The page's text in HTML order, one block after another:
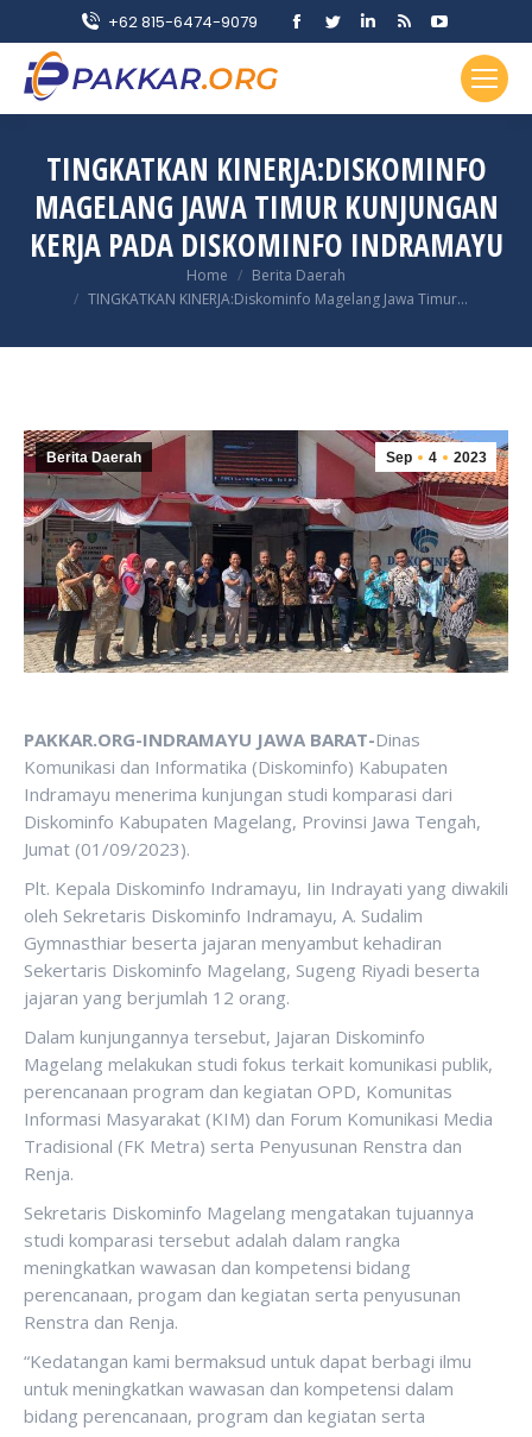
+62 815-6474-9079
Facebook
in
window
Twitter
in
window
Linkedin
in
window
Rss
opens
in
window
YouTube
page
opens
in
window
TINGKATKAN KINERJA:DISKOMINFO
MAGELANG JAWA TIMUR KUNJUNGAN
KERJA PADA DISKOMINFO INDRAMAYU
Home
Berita Daerah
TINGKATKAN KINERJA:Diskominfo Magelang Jawa Timur…
Sep 4 2023
Berita Daerah
PAKKAR.ORG-INDRAMAYU JAWA BARAT-Dinas
Komunikasi dan Informatika (Diskominfo) Kabupaten
Indramayu menerima kunjungan studi komparasi dari
Diskominfo Kabupaten Magelang, Provinsi Jawa Tengah,
Jumat (01/09/2023).
Plt. Kepala Diskominfo Indramayu, Iin Indrayati yang diwakili
oleh Sekretaris Diskominfo Indramayu, A. Sudalim
Gymnasthiar beserta jajaran menyambut kehadiran
Sekertaris Diskominfo Magelang, Sugeng Riyadi beserta
jajaran yang berjumlah 12 orang.
Dalam kunjungannya tersebut, Jajaran Diskominfo
Magelang melakukan studi fokus terkait komunikasi publik,
perencanaan program dan kegiatan OPD, Komunitas
Informasi Masyarakat (KIM) dan Forum Komunikasi Media
Tradisional (FK Metra) serta Penyusunan Renstra dan
Renja.
Sekretaris Diskominfo Magelang mengatakan tujuannya
studi komparasi tersebut adalah dalam rangka
meningkatkan wawasan dan kompetensi bidang
perencanaan, progam dan kegiatan serta penyusunan
Renstra dan Renja.
“Kedatangan kami bermaksud untuk dapat berbagi ilmu
untuk meningkatkan wawasan dan kompetensi dalam
bidang perencanaan, program dan kegiatan serta